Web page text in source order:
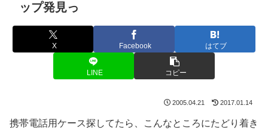
ップ発見っ
X Facebook はてブ
LINE コピー
2005.04.21 2017.01.14
携帯電話用ケース探してたら、こんなところにたどり着き